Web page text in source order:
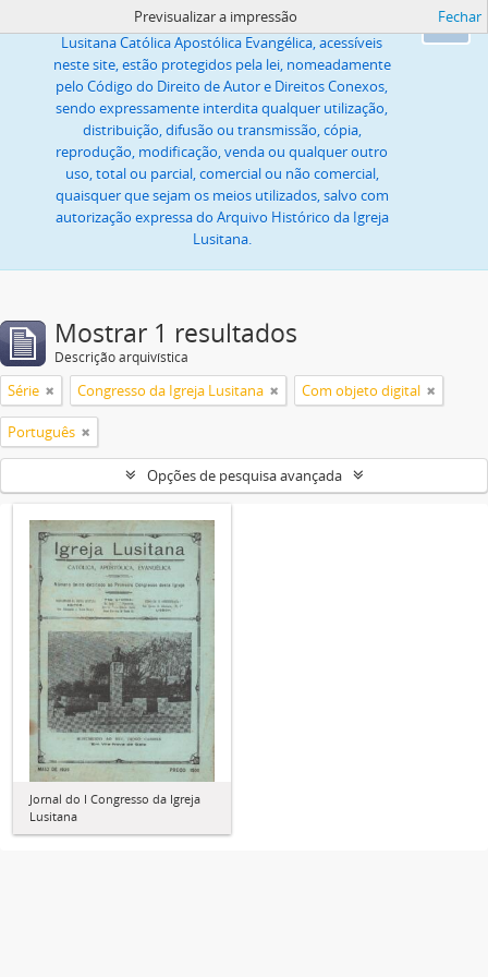
Ok
Todas as imagens ou textos, propriedade da Igreja
Lusitana Católica Apostólica Evangélica, acessíveis
neste site, estão protegidos pela lei, nomeadamente
pelo Código do Direito de Autor e Direitos Conexos,
sendo expressamente interdita qualquer utilização,
distribuição, difusão ou transmissão, cópia,
reprodução, modificação, venda ou qualquer outro
uso, total ou parcial, comercial ou não comercial,
quaisquer que sejam os meios utilizados, salvo com
autorização expressa do Arquivo Histórico da Igreja
Lusitana.
Previsualizar a impressão Fechar
Mostrar 1 resultados
Descrição arquivística
Série Congresso da Igreja Lusitana Com objeto digital
Português
Opções de pesquisa avançada
Jornal do I Congresso da Igreja
Lusitana